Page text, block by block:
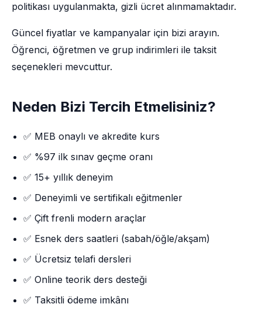
politikası uygulanmakta, gizli ücret alınmamaktadır.
Güncel fiyatlar ve kampanyalar için bizi arayın.
Öğrenci, öğretmen ve grup indirimleri ile taksit
seçenekleri mevcuttur.
Neden Bizi Tercih Etmelisiniz?
✅ MEB onaylı ve akredite kurs
✅ %97 ilk sınav geçme oranı
✅ 15+ yıllık deneyim
✅ Deneyimli ve sertifikalı eğitmenler
✅ Çift frenli modern araçlar
✅ Esnek ders saatleri (sabah/öğle/akşam)
✅ Ücretsiz telafi dersleri
✅ Online teorik ders desteği
✅ Taksitli ödeme imkânı